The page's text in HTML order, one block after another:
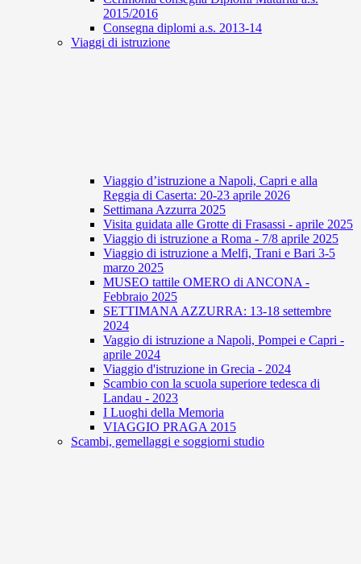
2015/2016
Consegna diplomi a.s. 2013-14
Viaggi di istruzione
Viaggio d’istruzione a Napoli, Capri e alla
Reggia di Caserta: 20-23 aprile 2026
Settimana Azzurra 2025
Visita guidata alle Grotte di Frasassi - aprile 2025
Viaggio di istruzione a Roma - 7/8 aprile 2025
Viaggio di istruzione a Melfi, Trani e Bari 3-5
marzo 2025
MUSEO tattile OMERO di ANCONA -
Febbraio 2025
SETTIMANA AZZURRA: 13-18 settembre
2024
Vaggio di istruzione a Napoli, Pompei e Capri -
aprile 2024
Viaggio d'istruzione in Grecia - 2024
Scambio con la scuola superiore tedesca di
Landau - 2023
I Luoghi della Memoria
VIAGGIO PRAGA 2015
Scambi, gemellaggi e soggiorni studio